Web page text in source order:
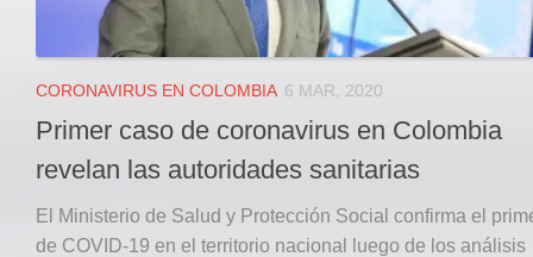
CORONAVIRUS EN COLOMBIA 6 MAR, 2020
Primer caso de coronavirus en Colombia
revelan las autoridades sanitarias
El Ministerio de Salud y Protección Social confirma el
de COVID-19 en el territorio nacional luego de los análisis